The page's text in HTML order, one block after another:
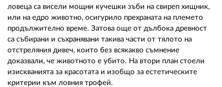
ловеца са висели мощни кучешки зъби на свиреп хищник,
или на едро животно, осигурило прехраната на племето
продължително време. Затова още от дълбока древност
са събирани и съхранявани такива части от тялото на
отстреляния дивеч, които без всякакво съмнение
доказвали, че животното е убито. На втори план стоели
изискванията за красотата и изобщо за естетическите
критерии към ловния трофей.
АБОНАМЕНТ
УСЛОВИЯ ЗА ПОЛЗВАНЕ
ПОЛИТИКА ЗА БИСКВИТКИТЕ
ПОЛИТИКАТА ЗА
ПОВЕРИТЕЛНОСТ